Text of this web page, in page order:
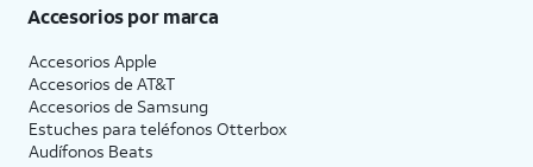
Accesorios por marca
Accesorios Apple
Accesorios de AT&T
Accesorios de Samsung
Estuches para teléfonos Otterbox
Audífonos Beats